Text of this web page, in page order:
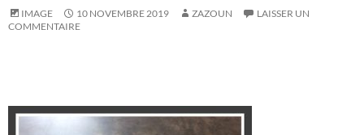
IMAGE 10 NOVEMBRE 2019 ZAZOUN
LAISSER UN
COMMENTAIRE